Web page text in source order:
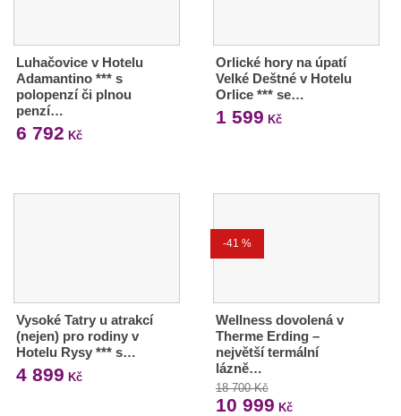
Luhačovice v Hotelu
Adamantino *** s
polopenzí či plnou
penzí…
6 792 Kč
Orlické hory na úpatí
Velké Deštné v Hotelu
Orlice *** se…
1 599 Kč
Vysoké Tatry u atrakcí
(nejen) pro rodiny v
Hotelu Rysy *** s…
4 899 Kč
-41 %
Wellness dovolená v
Therme Erding –
největší termální
lázně…
18 700 Kč
10 999 Kč